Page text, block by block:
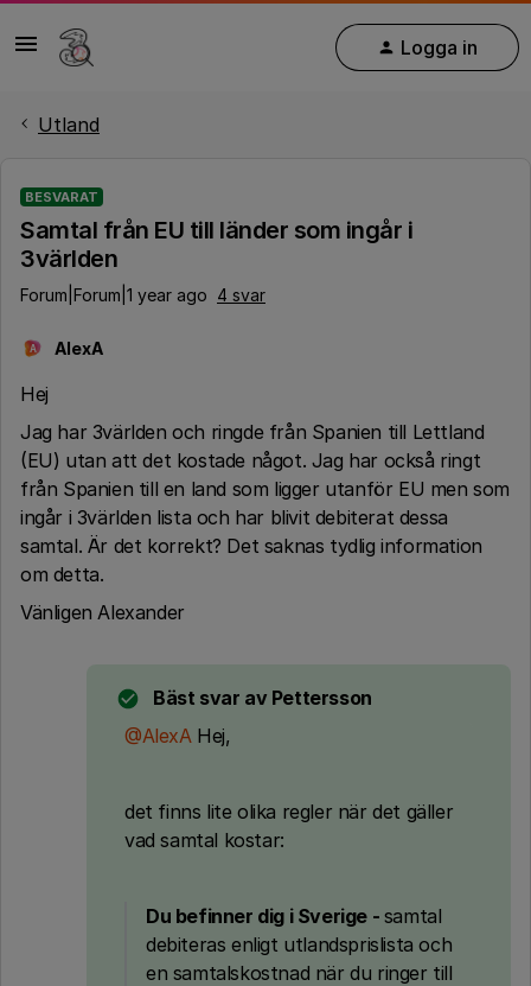
Logga in
Utland
BESVARAT
Samtal från EU till länder som ingår i
3världen
Forum|Forum|1 year ago 4 svar
A AlexA
Hej
Jag har 3världen och ringde från Spanien till Lettland
(EU) utan att det kostade något. Jag har också ringt
från Spanien till en land som ligger utanför EU men som
ingår i 3världen lista och har blivit debiterat dessa
samtal. Är det korrekt? Det saknas tydlig information
om detta.
Vänligen Alexander
Bäst svar av Pettersson
@AlexAHej,
det finns lite olika regler när det gäller
vad samtal kostar:
Du befinner dig i Sverige - samtal
debiteras enligt utlandsprislista och
en samtalskostnad när du ringer till